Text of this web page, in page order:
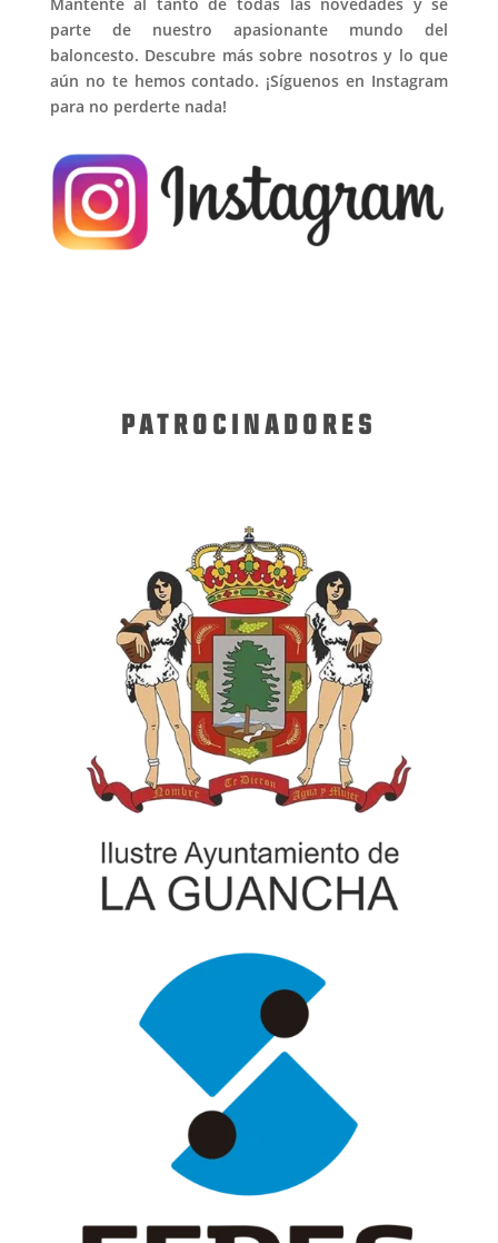
parte de nuestro apasionante mundo del
baloncesto. Descubre más sobre nosotros y lo que
aún no te hemos contado. ¡Síguenos en Instagram
para no perderte nada!
PATROCINADORES